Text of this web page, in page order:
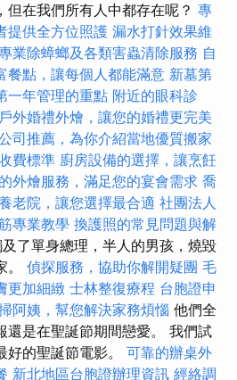
在我們所有人中都存在呢？ 專
提供全方位照護 漏水打針效果維
業除蟑螂及各類害蟲清除服務 自
餐點，讓每個人都能滿意 新墓第
一年管理的重點 附近的眼科診
戶外婚禮外燴，讓您的婚禮更完美
司推薦，為你介紹當地優質搬家
費標準 廚房設備的選擇，讓烹飪
外燴服務，滿足您的宴會需求 喬
老院，讓您選擇最合適 社團法人
專業教學 換護照的常見問題與解
了單身總理，半人的男孩，燒毀
。 偵探服務，協助你解開疑團 毛
更加細緻 士林整復療程 台胞證申
阿姨，幫您解決家務煩惱 他們全
還是在聖誕節期間戀愛。 我們試
好的聖誕節電影。 可靠的辦桌外
新北地區台胞證辦理資訊 經絡調